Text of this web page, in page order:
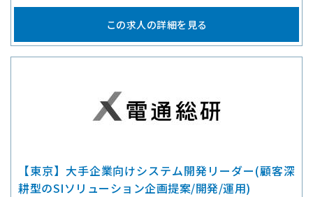
この求人の詳細を見る
【東京】大手企業向けシステム開発リーダー(顧客深
耕型のSIソリューション企画提案/開発/運用)